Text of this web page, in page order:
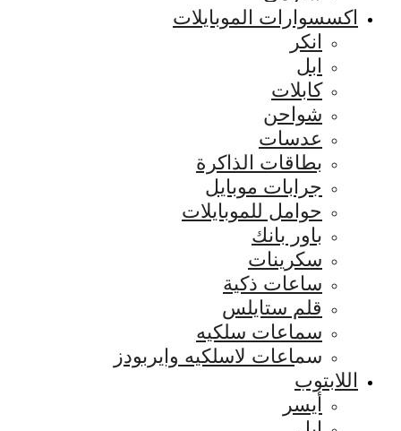
اكسسوارات الموبايلات
انكر
ابل
كابلات
شواحن
عدسات
بطاقات الذاكرة
جرابات موبايل
حوامل للموبايلات
باور بانك
سكرينات
ساعات ذكية
قلم ستايلس
سماعات سلكيه
سماعات لاسلكيه وايربودز
اللابتوب
أيسر